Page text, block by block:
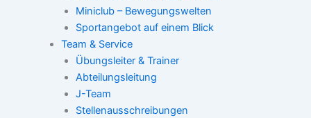
Miniclub – Bewegungswelten
Sportangebot auf einem Blick
Team & Service
Übungsleiter & Trainer
Abteilungsleitung
J-Team
Stellenausschreibungen